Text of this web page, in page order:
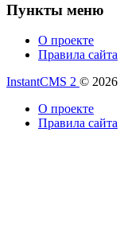
Пункты меню
О проекте
Правила сайта
InstantCMS 2 © 2026
О проекте
Правила сайта